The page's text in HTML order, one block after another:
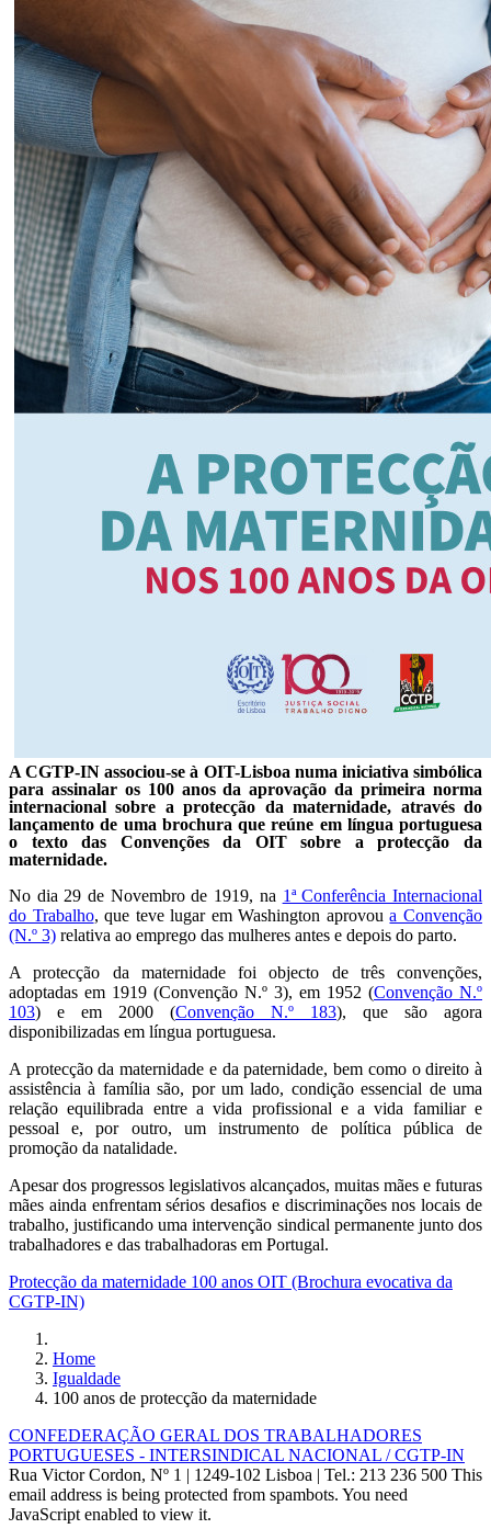
A CGTP-IN associou-se à OIT-Lisboa numa iniciativa simbólica
para assinalar os 100 anos da aprovação da primeira norma
internacional sobre a protecção da maternidade, através do
lançamento de uma brochura que reúne em língua portuguesa
o texto das Convenções da OIT sobre a protecção da
maternidade.
No dia 29 de Novembro de 1919, na 1ª Conferência Internacional
do Trabalho, que teve lugar em Washington aprovoua Convenção
(N.º 3) relativa ao emprego das mulheres antes e depois do parto.
A protecção da maternidade foi objecto de três convenções,
adoptadas em 1919 (Convenção N.º 3), em 1952 (Convenção N.º
103) e em 2000 (Convenção N.º 183), que são agora
disponibilizadas em língua portuguesa.
A protecção da maternidade e da paternidade, bem como o direito à
assistência à família são, por um lado, condição essencial de uma
relação equilibrada entre a vida profissional e a vida familiar e
pessoal e, por outro, um instrumento de política pública de
promoção da natalidade.
Apesar dos progressos legislativos alcançados, muitas mães e futuras
mães ainda enfrentam sérios desafios e discriminações nos locais de
trabalho, justificando uma intervenção sindical permanente junto dos
trabalhadores e das trabalhadoras em Portugal.
Protecção da maternidade 100 anos OIT (Brochura evocativa da
CGTP-IN)
Home
Igualdade
100 anos de protecção da maternidade
CONFEDERAÇÃO GERAL DOS TRABALHADORES
PORTUGUESES - INTERSINDICAL NACIONAL / CGTP-IN
Rua Victor Cordon, Nº 1 | 1249-102 Lisboa | Tel.: 213 236 500 This
email address is being protected from spambots. You need
JavaScript enabled to view it.